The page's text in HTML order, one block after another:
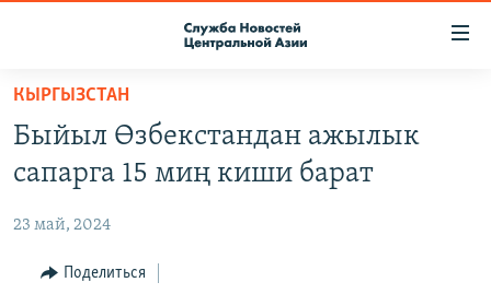
Вернуться
основному
содержанию
Вернутся
навигации
КОНТАКТЫ
RFE/RL ДИРЕКТ
НАСТОЯЩЕЕ ВРЕМЯ
КЫРГЫЗСТАН
Быйыл Өзбекстандан ажылык
сапарга 15 миң киши барат
23 май, 2024
Поделиться